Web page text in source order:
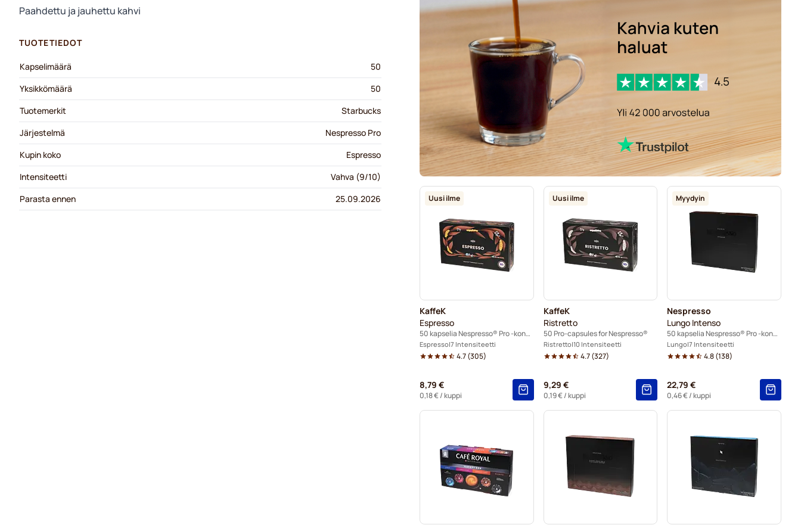
Uusi ilme
KaffeK
Espresso
50 kapselia Nespresso® Pro -koneisiin
Espresso 7 Intensiteetti
4.7(305)
8,79 €
0,18 €/ kuppi
Uusi ilme
KaffeK
Ristretto
50 Pro-capsules for Nespresso®
Ristretto 10 Intensiteetti
4.7(327)
9,29 €
0,19 €/ kuppi
Myydyin
Nespresso
Lungo Intenso
50 kapselia Nespresso® Pro -koneisiin
Lungo 7 Intensiteetti
4.8(138)
22,79 €
0,46 €/ kuppi
Paahdettu ja jauhettu kahvi
TUOTETIEDOT
Kapselimäärä
50
Yksikkömäärä
50
Tuotemerkit
Starbucks
Järjestelmä
Nespresso Pro
Kupin koko
Espresso
Intensiteetti
Vahva (9/10)
Parasta ennen
25.09.2026